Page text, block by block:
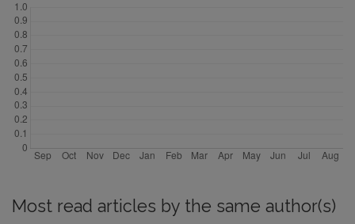
Most read articles by the same author(s)